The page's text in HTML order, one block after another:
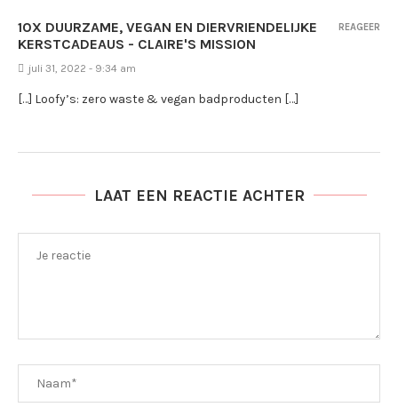
10X DUURZAME, VEGAN EN DIERVRIENDELIJKE
KERSTCADEAUS - CLAIRE'S MISSION
juli 31, 2022 - 9:34 am
[…] Loofy’s: zero waste & vegan badproducten […]
REAGEER
LAAT EEN REACTIE ACHTER